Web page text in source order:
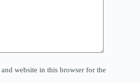
website in this browser for the